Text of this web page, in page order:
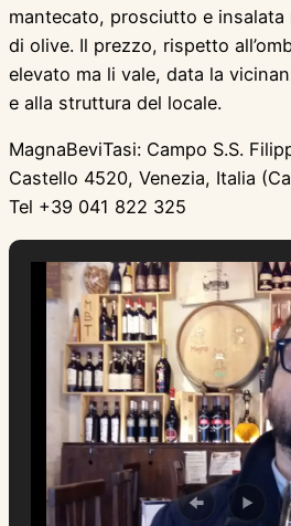
mantecato, prosciutto e insalata
di olive. Il prezzo, rispetto
elevato ma li vale, data la
e alla struttura del locale.
MagnaBeviTasi: Campo S.S.
Castello 4520, Venezia, Italia
Tel +39 041 822 325